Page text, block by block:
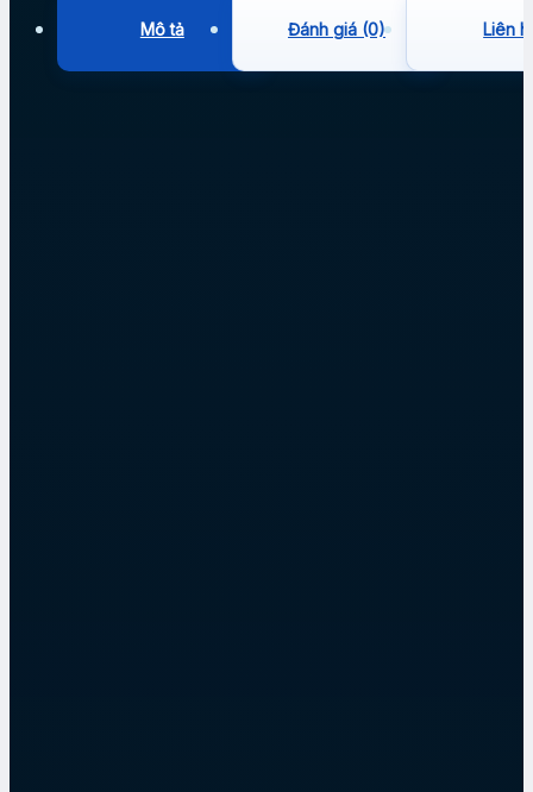
Mô tả Đánh giá (0) Liên